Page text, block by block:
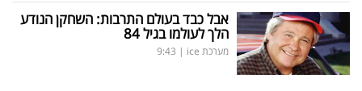
אבל כבד בעולם התרבות: השחקן הנודע
הלך לעולמו בגיל 84
מערכת ice |
9:43